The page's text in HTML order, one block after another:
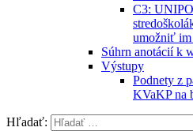
C3:
umožniť im
Súhrn anotácií k
Výstupy
Podnety z
KVaKP na
Hľadať: